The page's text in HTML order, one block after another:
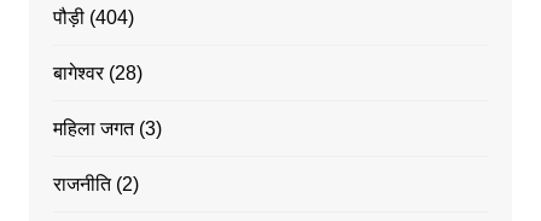
पौड़ी(404)
बागेश्वर(28)
महिला जगत(3)
राजनीति(2)